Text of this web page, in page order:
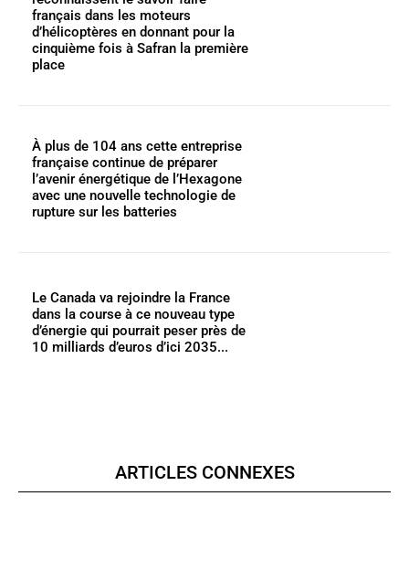
français dans les moteurs
d’hélicoptères en donnant pour la
cinquième fois à Safran la première
place
À plus de 104 ans cette entreprise
française continue de préparer
l’avenir énergétique de l’Hexagone
avec une nouvelle technologie de
rupture sur les batteries
Le Canada va rejoindre la France
dans la course à ce nouveau type
d’énergie qui pourrait peser près de
10 milliards d’euros d’ici 2035...
ARTICLES CONNEXES